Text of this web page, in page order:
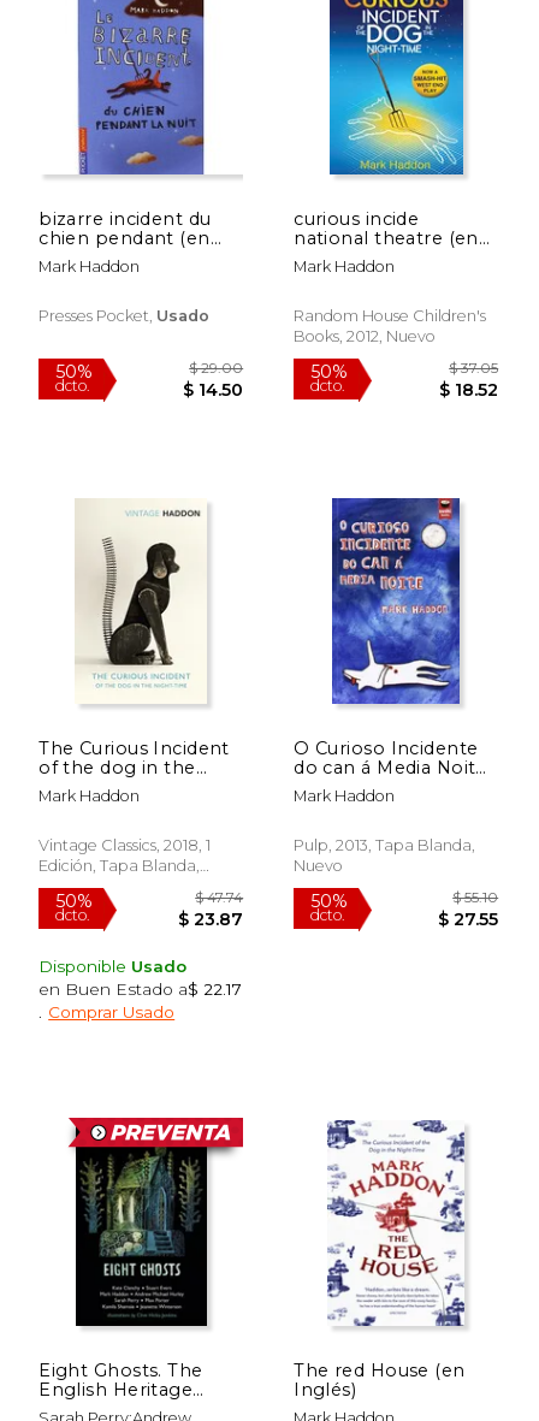
dcto. $ 22.40 dcto.
bizarre incident du
chien pendant (en
Francés)
Mark Haddon
Presses Pocket, Usado
curious incide
national theatre (en
Inglés)
Mark Haddon
Random House Children's
Books, 2012, Nuevo
The Curious Incident
of the dog in the
Night-Time (Vintage
Classics) (en Inglés)
Mark Haddon
Vintage Classics, 2018, 1
Edición, Tapa Blanda,
Nuevo
Disponible Usado
en Buen Estado a$ 22.17
Comprar Usado
O Curioso Incidente
do can á Media Noite
(en Gallego)
Mark Haddon
Pulp, 2013, Tapa Blanda,
Nuevo
Eight Ghosts. The
English Heritage
Book of New Ghost
The red House (en
Inglés)